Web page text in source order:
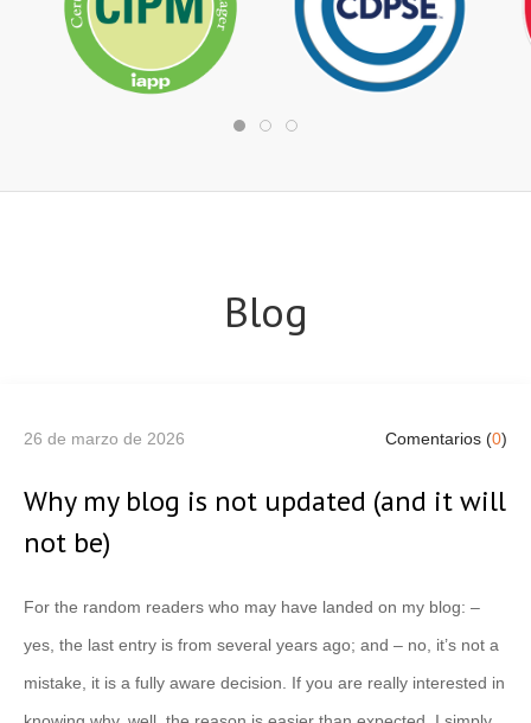
Blog
26 de marzo de 2026 Comentarios (0)
Why my blog is not updated (and it will
not be)
For the random readers who may have landed on my blog: –
yes, the last entry is from several years ago; and – no, it’s not a
mistake, it is a fully aware decision. If you are really interested in